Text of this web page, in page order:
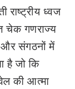
राष्ट्रीय ध्वज
चेक गणराज्य
संगठनों में
है जो कि
की आत्मा